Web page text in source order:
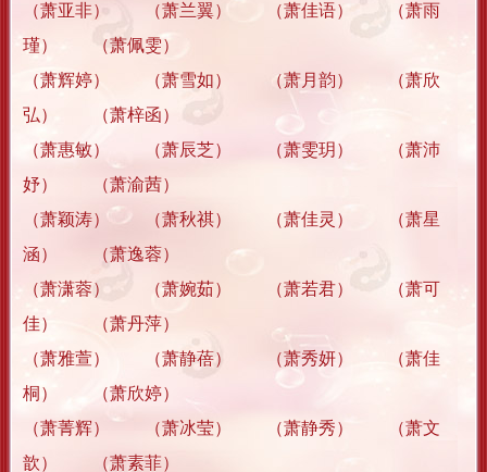
（萧亚非） （萧兰翼） （萧佳语） （萧雨
瑾） （萧佩雯）
（萧辉婷） （萧雪如） （萧月韵） （萧欣
弘） （萧梓函）
（萧惠敏） （萧辰芝） （萧雯玥） （萧沛
妤） （萧渝茜）
（萧颖涛） （萧秋祺） （萧佳灵） （萧星
涵） （萧逸蓉）
（萧潇蓉） （萧婉茹） （萧若君） （萧可
佳） （萧丹萍）
（萧雅萱） （萧静蓓） （萧秀妍） （萧佳
桐） （萧欣婷）
（萧菁辉） （萧冰莹） （萧静秀） （萧文
歆） （萧素菲）